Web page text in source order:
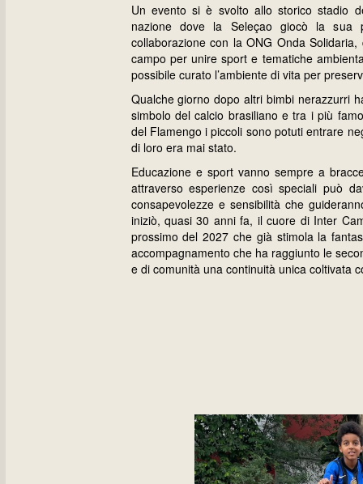
Un evento si è svolto allo storico stadio
nazione dove la Seleçao giocò la sua
collaborazione con la ONG Onda
campo per unire sport e tematiche
possibile curato l’ambiente di vita per
Qualche giorno dopo altri bimbi nerazzurri
simbolo del calcio brasiliano e tra i più
del Flamengo i piccoli sono potuti entrare
di loro era mai stato.
Educazione e sport vanno sempre a
attraverso esperienze così speciali può
consapevolezze e sensibilità che
iniziò, quasi 30 anni fa, il cuore di Inter
prossimo del 2027 che già stimola la
accompagnamento che ha raggiunto le
e di comunità una continuità unica coltivata